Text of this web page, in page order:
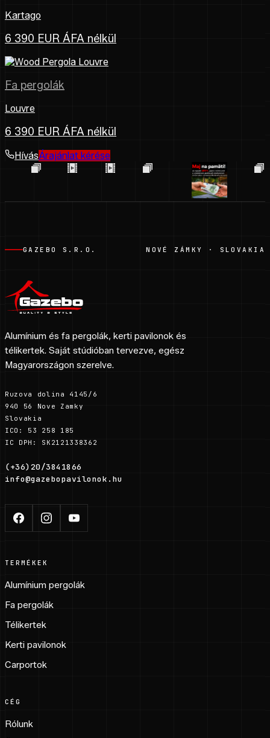
Kartago
6 390 EUR ÁFA nélkül
Fa pergolák
Louvre
6 390 EUR ÁFA nélkül
HívásÁrajánlat kérése
GAZEBO S.R.O. NOVÉ ZÁMKY · SLOVAKIA
Alumínium és fa pergolák, kerti pavilonok és
télikertek. Saját stúdióban tervezve, egész
Magyarországon szerelve.
Ruzova dolina 4145/6
940 56 Nove Zamky
Slovakia
ICO: 53 258 185
IC DPH: SK2121338362
(+36)20/3841866
info@gazebopavilonok.hu
TERMÉKEK
Alumínium pergolák
Fa pergolák
Télikertek
Kerti pavilonok
Carportok
CÉG
Rólunk